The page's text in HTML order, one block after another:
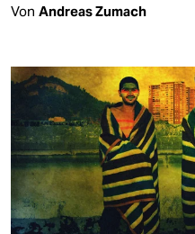
Von Andreas Zumach